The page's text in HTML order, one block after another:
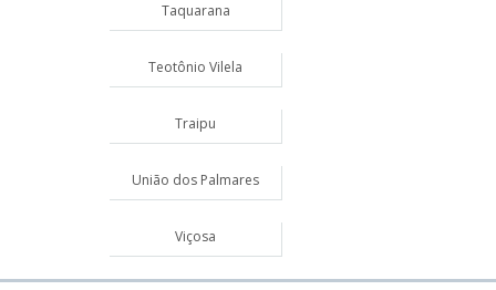
Taquarana
Teotônio Vilela
Traipu
União dos Palmares
Viçosa